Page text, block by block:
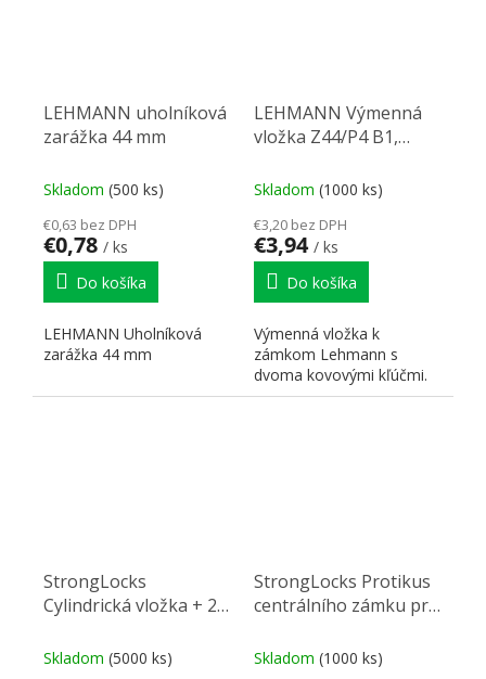
LEHMANN uholníková
zarážka 44 mm
Skladom (500 ks)
€0,63 bez DPH
€0,78 / ks
Do košíka
LEHMANN Uholníková
zarážka 44 mm
LEHMANN Výmenná
vložka Z44/P4 B1,
Skladom (1000 ks)
€3,20 bez DPH
€3,94 / ks
Do košíka
Výmenná vložka k
zámkom Lehmann s
dvoma kovovými kľúčmi.
StrongLocks
Cylindrická vložka + 2
S0001 - S0500 rôzne
Skladom (5000 ks)
StrongLocks Protikus
centrálního zámku pre
Skladom (1000 ks)